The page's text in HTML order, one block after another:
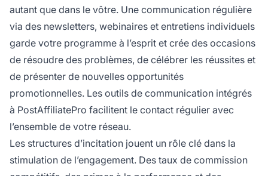
autant que dans le vôtre. Une communication régulière
via des newsletters, webinaires et entretiens individuels
garde votre programme à l’esprit et crée des occasions
de résoudre des problèmes, de célébrer les réussites et
de présenter de nouvelles opportunités
promotionnelles. Les outils de communication intégrés
à PostAffiliatePro facilitent le contact régulier avec
l’ensemble de votre réseau.
Les structures d’incitation jouent un rôle clé dans la
stimulation de l’engagement. Des taux de commission